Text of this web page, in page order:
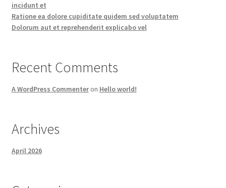
incidunt et
Ratione ea dolore cupiditate quidem sed voluptatem
Dolorum aut et reprehenderit explicabo vel
Recent Comments
A WordPress Commenteron Hello world!
Archives
April 2026